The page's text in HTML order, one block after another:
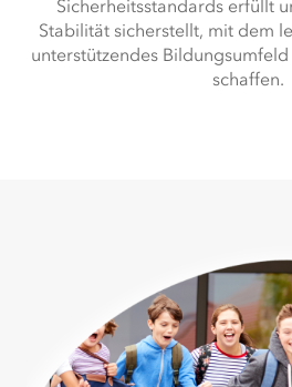
Sicherheitsstandards erfüllt
Stabilität sicherstellt, mit dem
unterstützendes
schaffen.